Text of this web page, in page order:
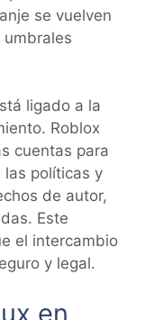
se vuelven
ligado a la
Roblox
cuentas para
las políticas y
de autor,
Este
el intercambio
y legal.
en